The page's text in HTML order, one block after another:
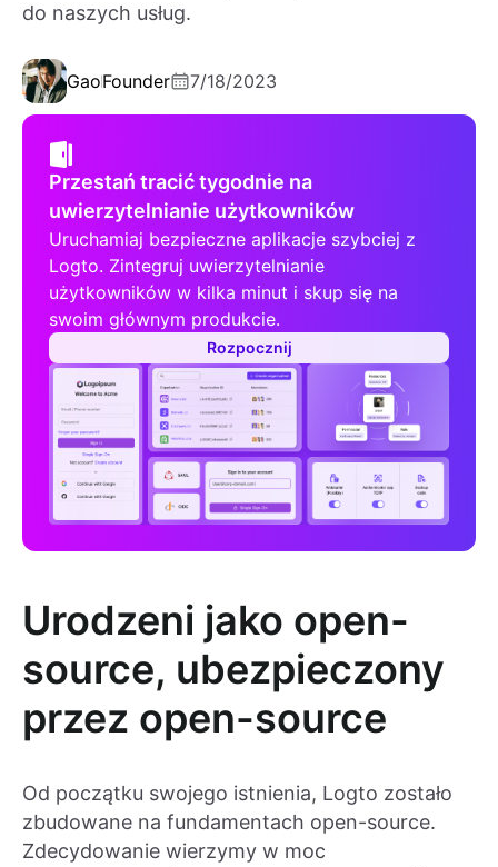
do naszych usług.
GaoFounder 7/18/2023
Przestań tracić tygodnie na
uwierzytelnianie użytkowników
Uruchamiaj bezpieczne aplikacje szybciej z
Logto. Zintegruj uwierzytelnianie
użytkowników w kilka minut i skup się na
swoim głównym produkcie.
Rozpocznij
Urodzeni jako open-
source, ubezpieczony
przez open-source
Od początku swojego istnienia, Logto zostało
zbudowane na fundamentach open-source.
Zdecydowanie wierzymy w moc